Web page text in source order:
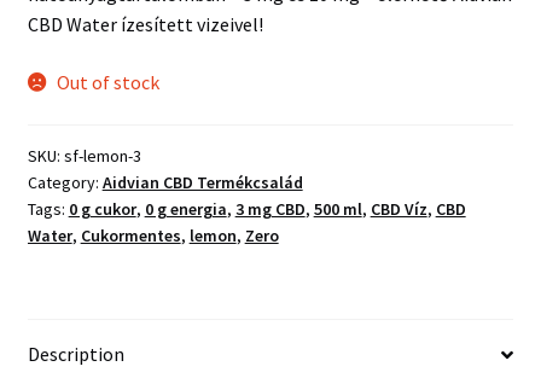
CBD Water ízesített vizeivel!
Out of stock
SKU: sf-lemon-3
Category: Aidvian CBD Termékcsalád
Tags: 0 g cukor, 0 g energia, 3 mg CBD, 500 ml, CBD Víz, CBD
Water, Cukormentes, lemon, Zero
Description